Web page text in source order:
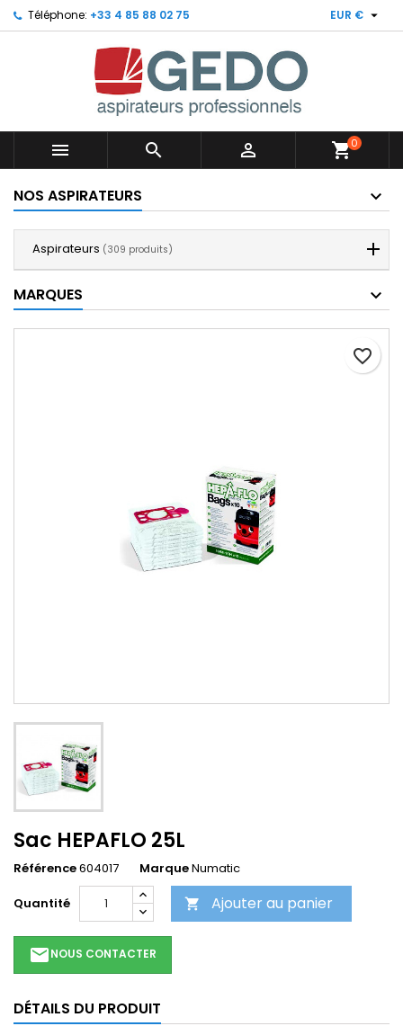
Téléphone: +33 4 85 88 02 75 EUR € 
   shopping_cart0
NOS ASPIRATEURS
Aspirateurs (309 produits)
MARQUES
favorite_border
Sac HEPAFLO 25L
Référence604017 MarqueNumatic
Quantité  Ajouter au panier
emailNOUS CONTACTER
DÉTAILS DU PRODUIT